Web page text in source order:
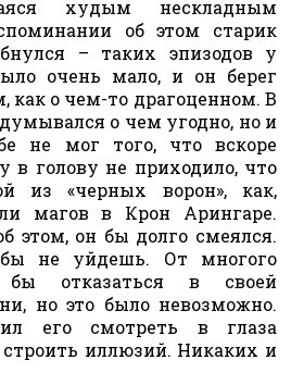
худым нескладным
об этом старик
– таких эпизодов у
очень мало, и он берег
как о чем-то драгоценном. В
о чем угодно, но и
не мог того, что вскоре
в голову не приходило, что
из «черных ворон», как,
магов в Крон Арингаре.
этом, он бы долго смеялся.
не уйдешь. От многого
бы отказаться в своей
но это было невозможно.
его смотреть в глаза
строить иллюзий. Никаких и